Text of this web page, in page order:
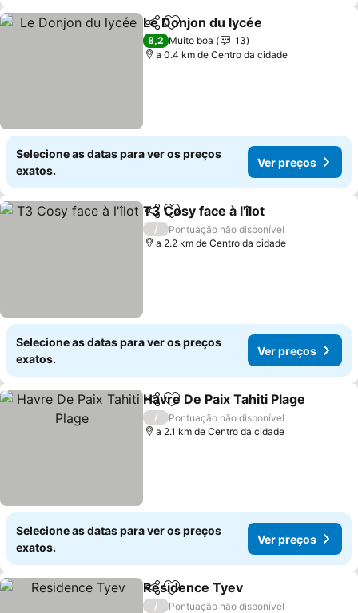
PartilharAdicionar aos favoritos
Le Donjon du lycée
8,2 Muito boa
13
a 0.4 km de Centro da cidade
Selecione as datas para ver os preços
exatos.
Ver preços
PartilharAdicionar aos favoritos
T3 Cosy face à l'îlot
/
Pontuação não disponível
a 2.2 km de Centro da cidade
Selecione as datas para ver os preços
exatos.
Ver preços
PartilharAdicionar aos favoritos
Havre De Paix Tahiti Plage
/
Pontuação não disponível
a 2.1 km de Centro da cidade
Selecione as datas para ver os preços
exatos.
Ver preços
PartilharAdicionar aos favoritos
Residence Tyev
/
Pontuação não disponível